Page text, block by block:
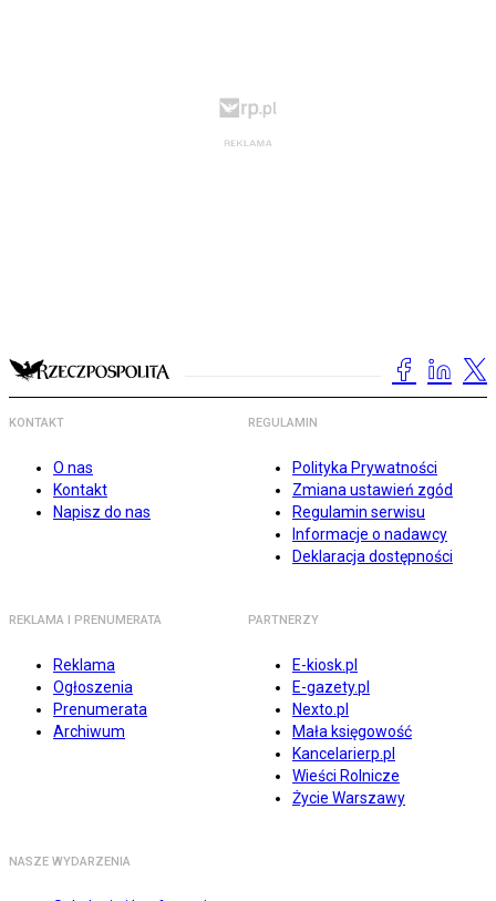
KONTAKT
O nas
Kontakt
Napisz do nas
REGULAMIN
Polityka Prywatności
Zmiana ustawień zgód
Regulamin serwisu
Informacje o nadawcy
Deklaracja dostępności
REKLAMA I PRENUMERATA
Reklama
Ogłoszenia
Prenumerata
Archiwum
PARTNERZY
E-kiosk.pl
E-gazety.pl
Nexto.pl
Mała księgowość
Kancelarierp.pl
Wieści Rolnicze
Życie Warszawy
NASZE WYDARZENIA